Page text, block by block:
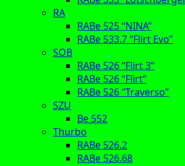
RA
RABe 525 “NINA”
RABe 533.7 “Flirt Evo”
SOB
RABe 526 “Flirt 3”
RABe 526 “Flirt”
RABe 526 “Traverso”
SZU
Be 552
Thurbo
RABe 526.2
RABe 526.68